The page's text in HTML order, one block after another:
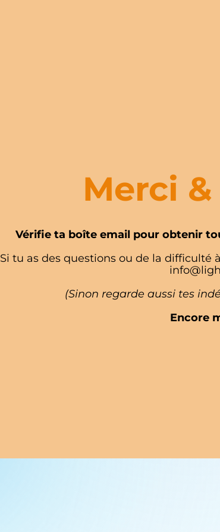
Merci
Vérifie ta boîte email pour obtenir
Si tu as des questions ou de la difficulté
(Sinon regarde aussi tes
Encore